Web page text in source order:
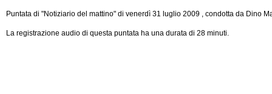
Puntata di "Notiziario del mattino" di venerdì 31 luglio 2009 , condotta da Dino
La registrazione audio di questa puntata ha una durata di 28 minuti.